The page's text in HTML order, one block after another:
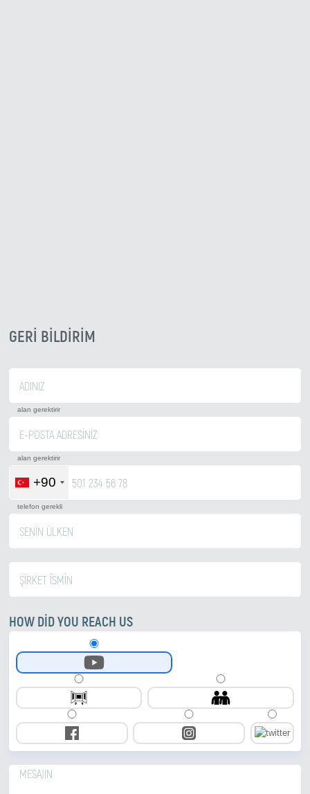
GERI BILDIRIM
alan gerektirir
alan gerektirir
+90
telefon gerekli
HOW DID YOU REACH US